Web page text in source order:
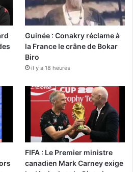
Guinée : Conakry réclame à
la France le crâne de Bokar
Biro
il y a 18 heures
FIFA : Le Premier ministre
canadien Mark Carney exige